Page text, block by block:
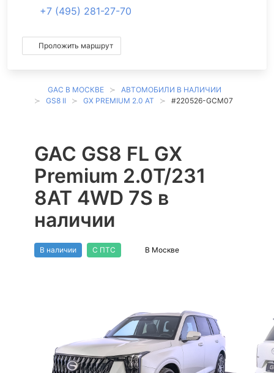
+7 (495) 281-27-70
Проложить маршрут
GAC В МОСКВЕ
АВТОМОБИЛИ В НАЛИЧИИ
GS8 II
GX PREMIUM 2.0 AT #220526-GCM07
GAC GS8 FL GX
Premium 2.0T/231
8AT 4WD 7S в
наличии
В наличии С ПТС В Москве